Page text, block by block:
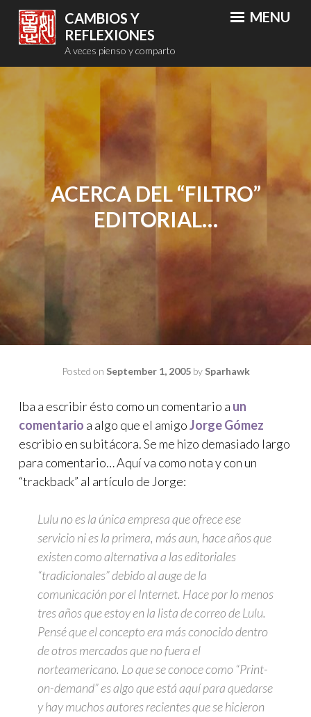
Skip
content
CAMBIOS Y
REFLEXIONES
A veces pienso y comparto
MENU
ACERCA DEL “FILTRO”
EDITORIAL…
Posted on September 1, 2005by Sparhawk
Iba a escribir ésto como un comentario a un
comentario a algo que el amigoJorge Gómez
escribio en su bitácora. Se me hizo demasiado largo
para comentario… Aquí va como nota y con un
“trackback” al artículo de Jorge:
Lulu no es la única empresa que ofrece ese
servicio ni es la primera, más aun, hace años que
existen como alternativa a las editoriales
“tradicionales” debido al auge de la
comunicación por el Internet. Hace por lo menos
tres años que estoy en la lista de correo de Lulu.
Pensé que el concepto era más conocido dentro
de otros mercados que no fuera el
norteamericano. Lo que se conoce como “Print-
on-demand” es algo que está aquí para quedarse
y hay muchos autores recientes que se hicieron